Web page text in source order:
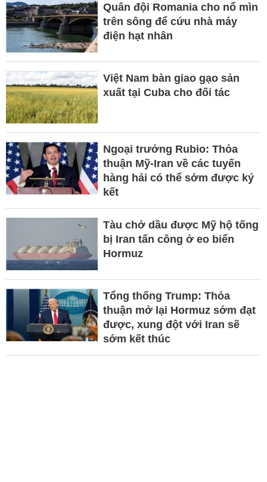
Quân đội Romania cho nổ mìn
trên sông để cứu nhà máy
điện hạt nhân
Việt Nam bàn giao gạo sản
xuất tại Cuba cho đối tác
Ngoại trưởng Rubio: Thỏa
thuận Mỹ-Iran về các tuyến
hàng hải có thể sớm được ký
kết
Tàu chở dầu được Mỹ hộ tống
bị Iran tấn công ở eo biển
Hormuz
Tổng thống Trump: Thỏa
thuận mở lại Hormuz sớm đạt
được, xung đột với Iran sẽ
sớm kết thúc